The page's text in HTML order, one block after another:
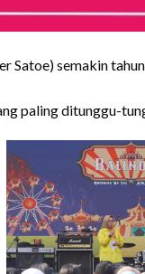
semakin
paling ditunggu-